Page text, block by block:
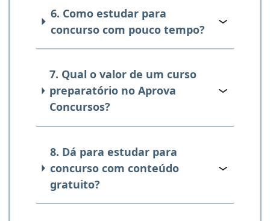
6. Como estudar para
concurso com pouco tempo?
7. Qual o valor de um curso
preparatório no Aprova
Concursos?
8. Dá para estudar para
concurso com conteúdo
gratuito?